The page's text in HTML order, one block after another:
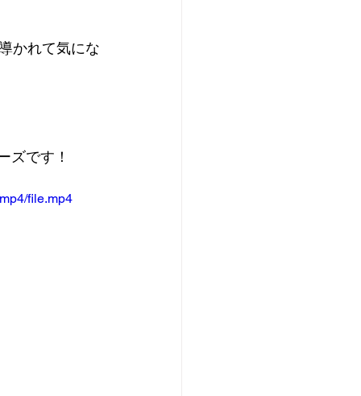
かれて気にな
ズです！
file.mp4